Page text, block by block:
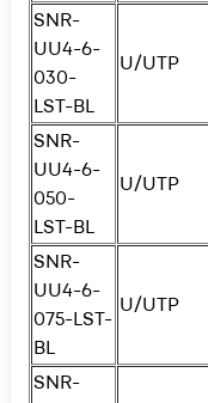
SNR-
UU4-6-
030-
LST-BL
U/UTP
SNR-
UU4-6-
050-
LST-BL
U/UTP
SNR-
UU4-6-
075-LST-
BL
U/UTP
SNR-